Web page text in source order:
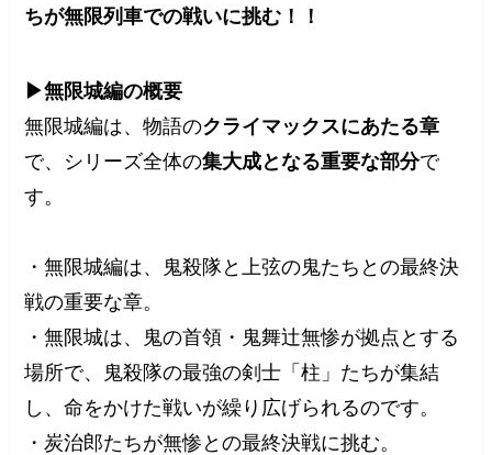
ちが無限列車での戦いに挑む！！
▶無限城編の概要
無限城編は、物語のクライマックスにあたる章
で、シリーズ全体の集大成となる重要な部分で
す。
・無限城編は、鬼殺隊と上弦の鬼たちとの最終決
戦の重要な章。
・無限城は、鬼の首領・鬼舞辻無惨が拠点とする
場所で、鬼殺隊の最強の剣士「柱」たちが集結
し、命をかけた戦いが繰り広げられるのです。
・炭治郎たちが無惨との最終決戦に挑む。